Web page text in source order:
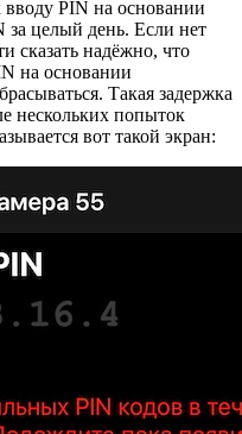
PIN на основании
за целый день. Если нет
сказать надёжно, что
на основании
Такая задержка
нескольких попыток
вот такой экран: